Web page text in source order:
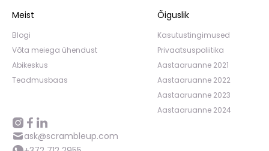
Meist
Blogi
Võta meiega ühendust
Abikeskus
Teadmusbaas
Õiguslik
Kasutustingimused
Privaatsuspoliitika
Aastaaruanne 2021
Aastaaruanne 2022
Aastaaruanne 2023
Aastaaruanne 2024
ask@scrambleup.com